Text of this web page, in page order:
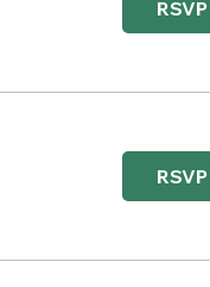
RSVP
RSVP